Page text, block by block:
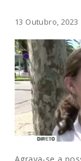
13 Outubro, 2023